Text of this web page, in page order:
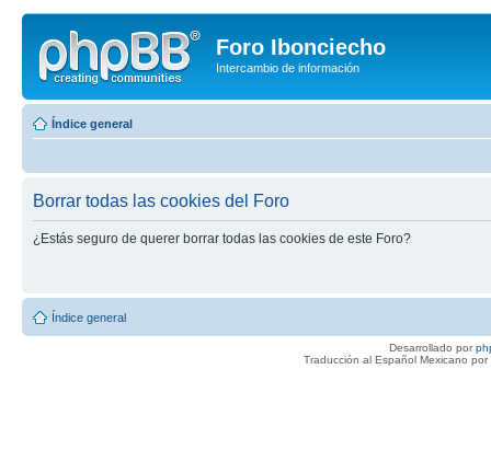
Foro Ibonciecho
Intercambio de información
Índice general
Borrar todas las cookies del Foro
¿Estás seguro de querer borrar todas las cookies de este Foro?
Índice general
Desarrollado por
Traducción al Español Mexicano por